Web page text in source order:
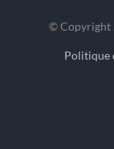
© Copyright
Politique